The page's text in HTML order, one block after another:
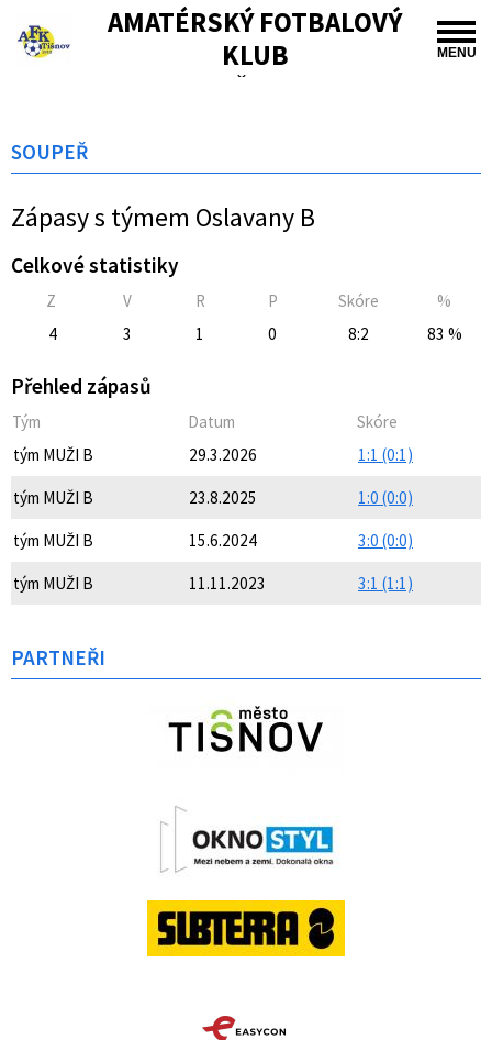
MENU
AMATÉRSKÝ FOTBALOVÝ
KLUB
TIŠNOV
SOUPEŘ
Zápasy s týmem Oslavany B
Celkové statistiky
Z V R P Skóre
%
4
3 1 0 8:2 83 %
Přehled zápasů
Tým Datum
Skóre
tým MUŽI B
29.3.2026 1:1 (0:1)
tým MUŽI B 23.8.2025 1:0 (0:0)
tým MUŽI B 15.6.2024 3:0 (0:0)
tým MUŽI B 11.11.2023 3:1 (1:1)
PARTNEŘI